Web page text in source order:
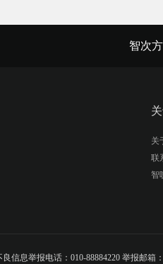
智次
关
联
智
信息举报电话：010-88884220 举报邮箱